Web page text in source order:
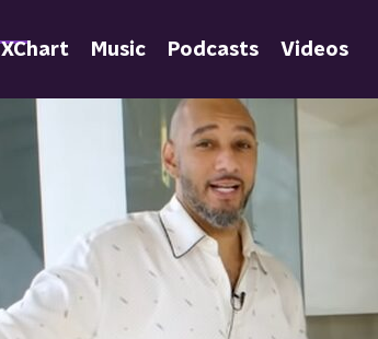
XChart Music Podcasts Videos